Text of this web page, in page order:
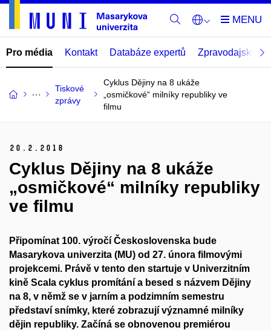
Pro média Kontakt Databáze expertů Zpravodajský
Tiskové
zprávy
Cyklus Dějiny na 8 ukáže
„osmičkové“ milníky republiky ve
filmu
20. 2. 2018
Cyklus Dějiny na 8 ukáže
„osmičkové“ milníky republiky
ve filmu
Připomínat 100. výročí Československa bude
Masarykova univerzita (MU) od 27. února filmovými
projekcemi. Právě v tento den startuje v Univerzitním
kině Scala cyklus promítání a besed s názvem Dějiny
na 8, v němž se v jarním a podzimním semestru
představí snímky, které zobrazují významné milníky
dějin republiky. Začíná se obnovenou premiérou